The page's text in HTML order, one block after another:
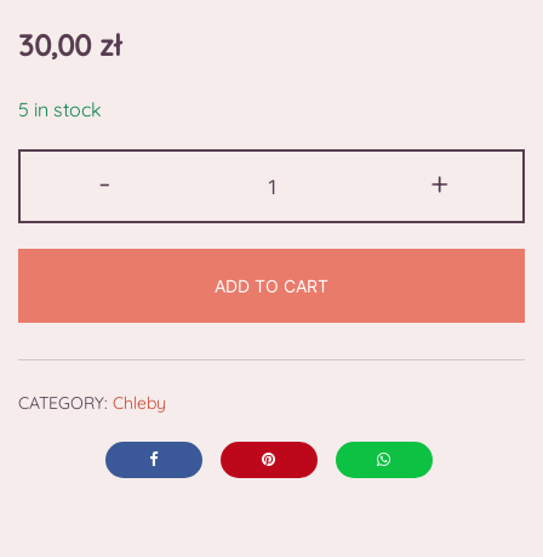
30,00 zł
5 in stock
- +
ADD TO CART
CATEGORY: Chleby